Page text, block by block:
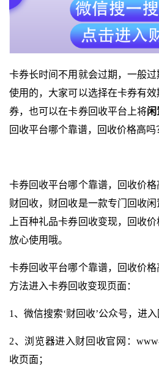
卡券长时间不用就会过期，一般
使用的，大家可以选择在卡券有
券，也可以在卡券回收平台上将闲
回收平台哪个靠谱，回收价格高吗
卡券回收平台哪个靠谱，回收价
财回收，财回收是一款专门回收
上百种礼品卡券回收变现，回收
放心使用哦。
卡券回收平台哪个靠谱，回收价
方法进入卡券回收变现页面：
1、微信搜索‘财回收’公众号，进入
2、浏览器进入财回收官网：
收页面；